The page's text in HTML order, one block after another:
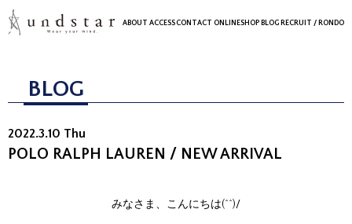
ABOUT ACCESSCONTACT ONLINESHOP BLOG RECRUIT / RONDO
BLOG
2022.3.10 Thu
POLO RALPH LAUREN / NEW ARRIVAL
みなさま、こんにちは(^^)/